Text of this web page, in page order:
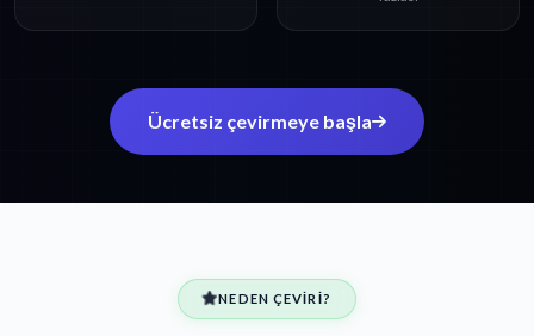
Ücretsiz çevirmeye başla
NEDEN ÇEVIRI?